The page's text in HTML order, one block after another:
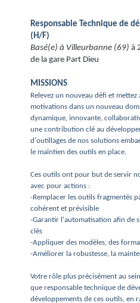
Responsable Technique de
(H/F)
Basé(e) à Villeurbanne (69) à
de la gare Part Dieu
MISSIONS
Relevez un nouveau défi et
motivations dans un nouveau
dynamique, innovante,
une contribution clé au
d'outillages de nos solutions
le maintien des outils en place.
Ces outils ont pour but de servir
avec pour actions :
-Remplacer les outils fragmentés
cohérent et prévisible
-Garantir l'automatisation afin de
clés
-Appliquer des modèles, des
-Améliorer la robustesse, la
Votre rôle plus précisément au
que responsable technique de
développements de ces outils, en